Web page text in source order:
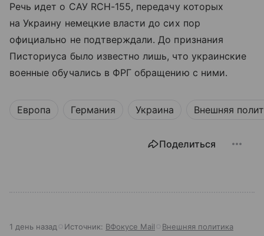
Речь идет о САУ RCH-155, передачу которых
на Украину немецкие власти до сих пор
официально не подтверждали. До признания
Писториуса было известно лишь, что украинские
военные обучались в ФРГ обращению с ними.
Европа Германия Украина Внешняя
Поделиться
1 день назад Источник: ВФокусе Mail Внешняя политика